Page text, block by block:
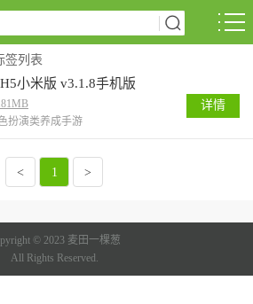
签列表
小米版 v3.1.8手机版
扮演类养成手游
详情
< 1 >
© 2023 麦田一棵葱
All Rights Reserved.